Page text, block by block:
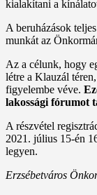
kialakítani a
A beruházások
munkát az
Az a célunk, hogy
létre a Klauzál
figyelembe véve.
lakossági fórumot
A részvétel
2021. július 15-én
legyen.
Erzsébetváros